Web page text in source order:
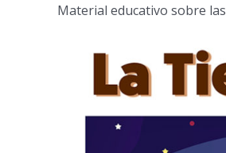
Material educativo sobre las